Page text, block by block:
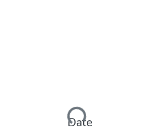
Loading...
Date